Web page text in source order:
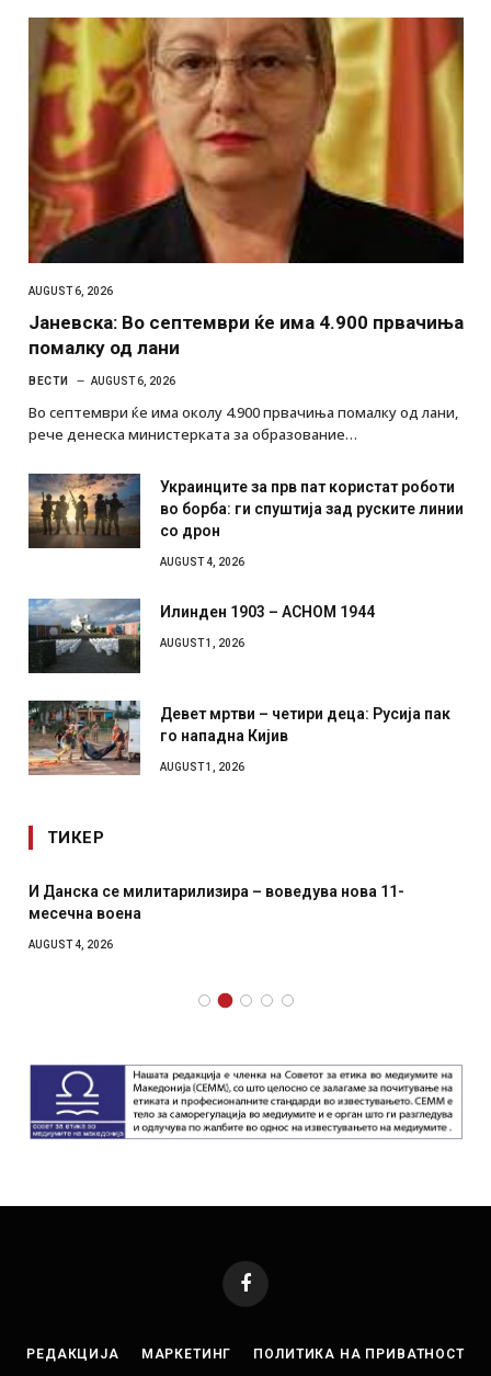
AUGUST 6, 2026
Јаневска: Во септември ќе има 4.900 првачиња
помалку од лани
ВЕСТИ AUGUST 6, 2026
Во септември ќе има околу 4.900 првачиња помалку од лани,
рече денеска министерката за образование…
Украинците за прв пат користат роботи
во борба: ги спуштија зад руските линии
со дрон
AUGUST 4, 2026
Илинден 1903 – АСНОМ 1944
AUGUST 1, 2026
Девет мртви – четири деца: Русија пак
го нападна Кијив
AUGUST 1, 2026
ТИКЕР
И Данска се милитарилизира – воведува нова 11-
месечна воена
AUGUST 4, 2026
Facebook
РЕДАКЦИЈА МАРКЕТИНГ ПОЛИТИКА НА ПРИВАТНОСТ